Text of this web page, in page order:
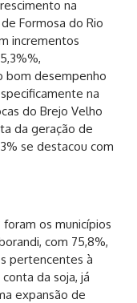
na
Formosa do Rio
incrementos
bom desempenho
na
do Brejo Velho
da geração de
se destacou com
os municípios
com 75,8%,
pertencentes à
da soja, já
expansão de